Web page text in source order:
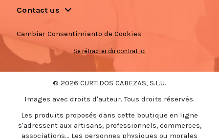
Contact us
Cambiar Consentimiento de Cookies
Se rétracter du contrat ici
© 2026 CURTIDOS CABEZAS, S.L.U.
Images avec droits d'auteur. Tous droits réservés.
Les produits proposés dans cette boutique en ligne
s'adressent aux artisans, professionnels, commerces,
associations... Les personnes physiques ou morales